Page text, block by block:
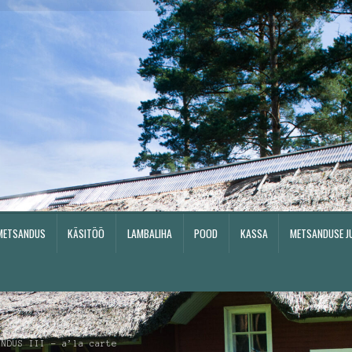
KÄSITÖÖ LAMBALIHA POOD KASSA METSANDUSE
PoodKassaMetsanduse juhendMetsamajanduskavad
III – a’la carte